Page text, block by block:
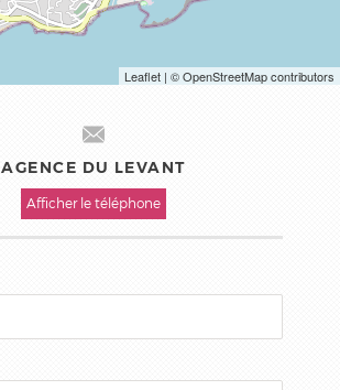
Leaflet | © OpenStreetMap contributors
AGENCE DU LEVANT
Afficher le téléphone